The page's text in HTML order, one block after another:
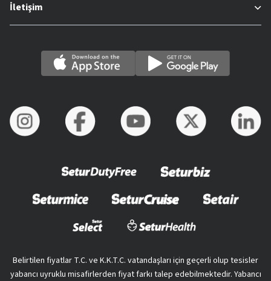
İletişim
Belirtilen fiyatlar T.C. ve K.K.T.C. vatandaşları için geçerli olup tesisler
yabancı uyruklu misafirlerden fiyat farkı talep edebilmektedir. Yabancı